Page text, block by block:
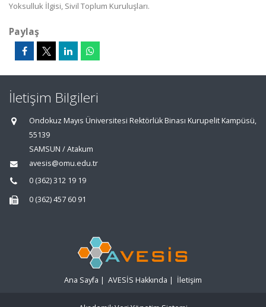
Yoksulluk İlgisi, Sivil Toplum Kuruluşları.
Paylaş
İletişim Bilgileri
Ondokuz Mayıs Üniversitesi Rektörlük Binası Kurupelit Kampüsü,
55139
SAMSUN / Atakum
avesis@omu.edu.tr
0 (362) 312 19 19
0 (362) 457 60 91
Ana Sayfa | AVESİS Hakkında | İletişim